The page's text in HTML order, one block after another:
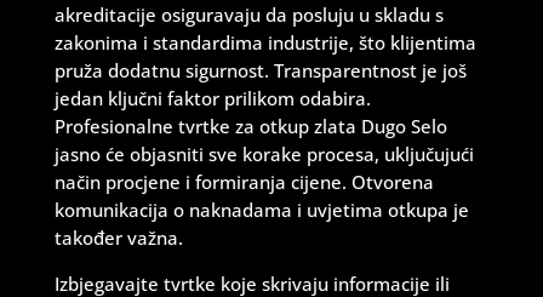
akreditacije osiguravaju da posluju u skladu s
zakonima i standardima industrije, što klijentima
pruža dodatnu sigurnost. Transparentnost je još
jedan ključni faktor prilikom odabira.
Profesionalne tvrtke za otkup zlata Dugo Selo
jasno će objasniti sve korake procesa, uključujući
način procjene i formiranja cijene. Otvorena
komunikacija o naknadama i uvjetima otkupa je
također važna.
Izbjegavajte tvrtke koje skrivaju informacije ili